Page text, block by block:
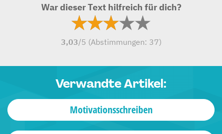
War dieser Text hilfreich für dich?
3,03/5 (Abstimmungen: 37)
Verwandte Artikel:
Motivationsschreiben